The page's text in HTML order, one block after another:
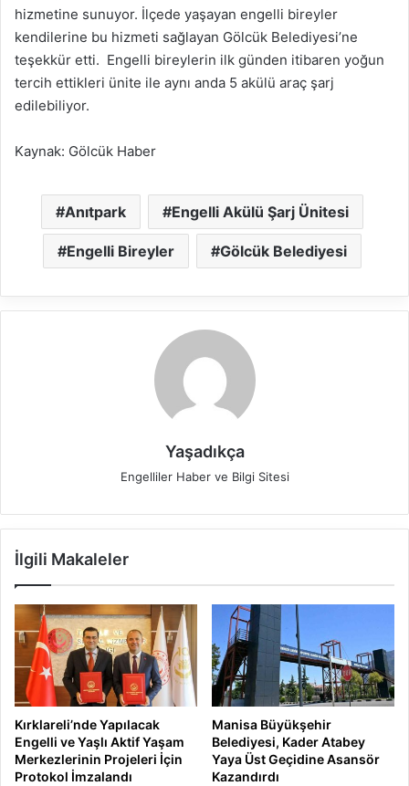
hizmetine sunuyor. İlçede yaşayan engelli bireyler
kendilerine bu hizmeti sağlayan Gölcük Belediyesi’ne
teşekkür etti. Engelli bireylerin ilk günden itibaren yoğun
tercih ettikleri ünite ile aynı anda 5 akülü araç şarj
edilebiliyor.
Kaynak: Gölcük Haber
Anıtpark Engelli Akülü Şarj Ünitesi
Engelli Bireyler Gölcük Belediyesi
Yaşadıkça
Engelliler Haber ve Bilgi Sitesi
İlgili Makaleler
Kırklareli’nde Yapılacak
Engelli ve Yaşlı Aktif Yaşam
Merkezlerinin Projeleri İçin
Protokol İmzalandı
Manisa Büyükşehir
Belediyesi, Kader Atabey
Yaya Üst Geçidine Asansör
Kazandırdı